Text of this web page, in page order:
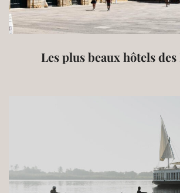
Les plus beaux hôtels